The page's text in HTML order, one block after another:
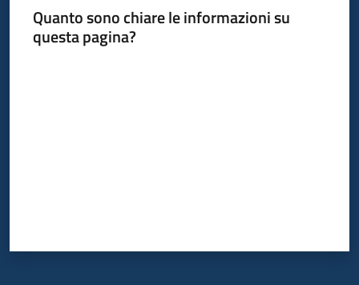
Quanto sono chiare le informazioni su
questa pagina?